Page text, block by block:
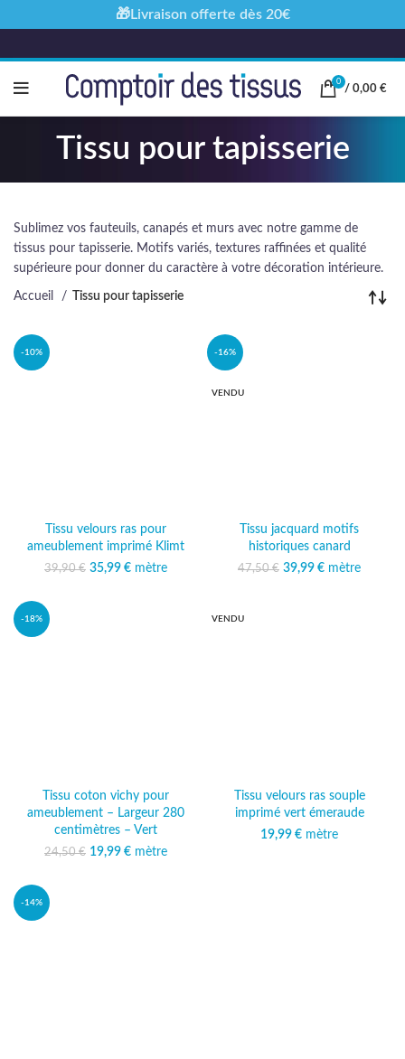
0
/ 0,00 €
Tissu pour tapisserie
Sublimez vos fauteuils, canapés et murs avec notre gamme de
tissus pour tapisserie. Motifs variés, textures raffinées et qualité
supérieure pour donner du caractère à votre décoration intérieure.
Accueil Tissu pour tapisserie
-10%
Tissu velours ras pour
ameublement imprimé Klimt
39,90€ Le prix initial était :
35,99 €
Le prix
mètre
-16%
VENDU
Tissu jacquard motifs
historiques canard
47,50€ Le prix initial était :
39,99 €
Le prix
mètre
-18%
Tissu coton vichy pour
ameublement – Largeur 280
centimètres – Vert
24,50€ Le prix initial était :
19,99 €
Le prix
mètre
VENDU
Tissu velours ras souple
imprimé vert émeraude
19,99 € mètre
-14%
🎁Livraison offerte dès 20€